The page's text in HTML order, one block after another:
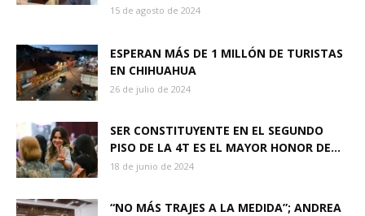
15 de agosto de 2024
ESPERAN MÁS DE 1 MILLÓN DE TURISTAS
EN CHIHUAHUA
26 de julio de 2024
SER CONSTITUYENTE EN EL SEGUNDO
PISO DE LA 4T ES EL MAYOR HONOR DE...
18 de junio de 2024
“NO MÁS TRAJES A LA MEDIDA”; ANDREA